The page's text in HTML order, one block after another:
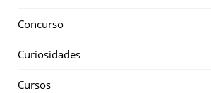
Concurso
Curiosidades
Cursos